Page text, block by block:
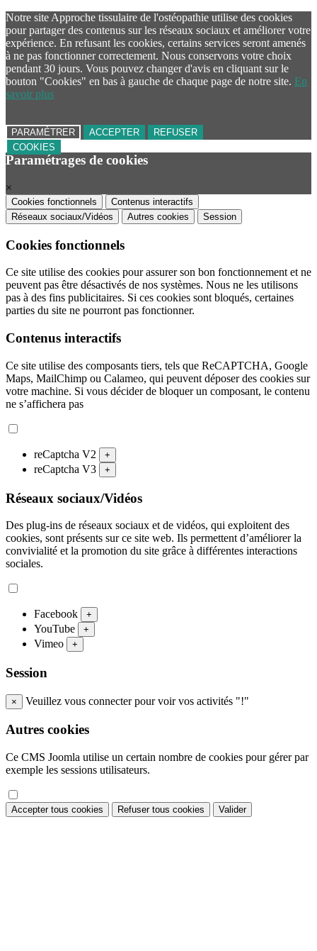
Notre site Approche tissulaire de l'ostéopathie utilise des cookies
pour partager des contenus sur les réseaux sociaux et améliorer votre
expérience. En refusant les cookies, certains services seront amenés
à ne pas fonctionner correctement. Nous conservons votre choix
pendant 30 jours. Vous pouvez changer d'avis en cliquant sur le
bouton "Cookies" en bas à gauche de chaque page de notre site. En
savoir plus
PARAMÉTRER ACCEPTER
REFUSER
COOKIES
Paramétrages de cookies
×
Cookies fonctionnels
Contenus interactifs
Réseaux sociaux/Vidéos
Autres cookies Session
Cookies fonctionnels
Ce site utilise des cookies pour assurer son bon fonctionnement et ne
peuvent pas être désactivés de nos systèmes. Nous ne les utilisons
pas à des fins publicitaires. Si ces cookies sont bloqués, certaines
parties du site ne pourront pas fonctionner.
Contenus interactifs
Ce site utilise des composants tiers, tels que ReCAPTCHA, Google
Maps, MailChimp ou Calameo, qui peuvent déposer des cookies sur
votre machine. Si vous décider de bloquer un composant, le contenu
ne s’affichera pas
reCaptcha V2 +
reCaptcha V3 +
Réseaux sociaux/Vidéos
Des plug-ins de réseaux sociaux et de vidéos, qui exploitent des
cookies, sont présents sur ce site web. Ils permettent d’améliorer la
convivialité et la promotion du site grâce à différentes interactions
sociales.
Facebook +
YouTube +
Vimeo +
Session
× Veuillez vous connecter pour voir vos activités "!"
Autres cookies
Ce CMS Joomla utilise un certain nombre de cookies pour gérer par
exemple les sessions utilisateurs.
Accepter tous cookies Refuser tous cookies Valider